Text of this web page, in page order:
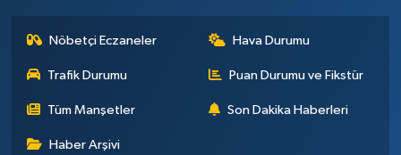
Nöbetçi Eczaneler Hava Durumu
Trafik Durumu Puan Durumu ve Fikstür
Tüm Manşetler Son Dakika Haberleri
Haber Arşivi